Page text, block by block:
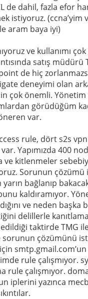
de dahil, fazla efor
istiyoruz. (ccna’yim
aram baya iyi)
ve kullanımı
satış müdürü
de hiç
deneyimi olan
çok önemli.
görüdüğüm
var.
rule, dört s2s
Yapımızda 400
ve kitlenmeler
Sorunun çözümü
bağlanıp
kaldıramıyor.
ve neden başka
delillerle
taktirde TMG
sorunun çözümünü
için
rule çalışmıyor.
rule çalışmıyor.
iplerini yazınca